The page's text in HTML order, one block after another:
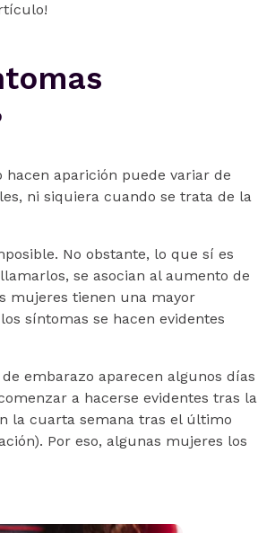
aparición puede variar de
ni siquiera cuando se trata de la
No obstante, lo que sí es
se asocian al aumento de
mujeres tienen una mayor
síntomas se hacen evidentes
embarazo aparecen algunos días
a hacerse evidentes tras la
la cuarta semana tras el último
Por eso, algunas mujeres los